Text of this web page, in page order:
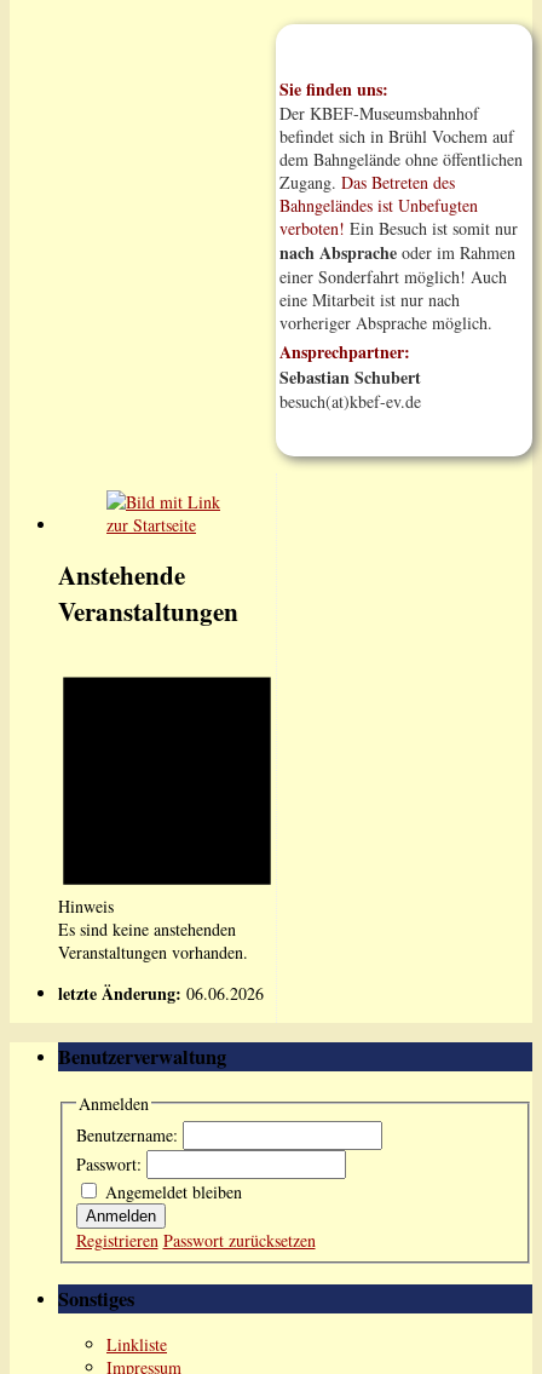
Sie finden uns:
Der KBEF-Museumsbahnhof
befindet sich in Brühl Vochem auf
dem Bahngelände ohne öffentlichen
Zugang. Das Betreten des
Bahngeländes ist Unbefugten
verboten! Ein Besuch ist somit nur
nach Absprache oder im Rahmen
einer Sonderfahrt möglich! Auch
eine Mitarbeit ist nur nach
vorheriger Absprache möglich.
Ansprechpartner:
Sebastian Schubert
besuch(at)kbef-ev.de
Anstehende
Veranstaltungen
Hinweis
Es sind keine anstehenden
Veranstaltungen vorhanden.
letzte Änderung: 06.06.2026
Benutzerverwaltung
Anmelden
Benutzername:
Passwort:
Angemeldet bleiben
Anmelden
Registrieren Passwort zurücksetzen
Sonstiges
Linkliste
Impressum